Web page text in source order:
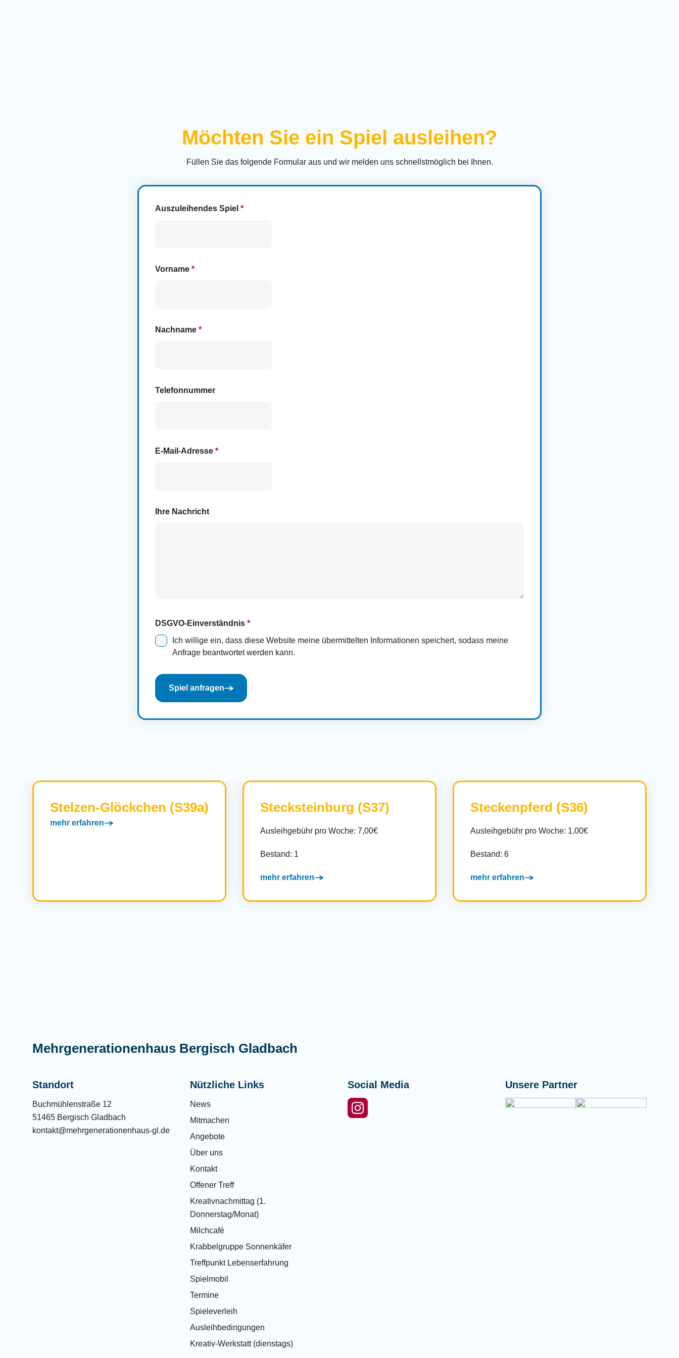
Möchten Sie ein Spiel ausleihen?
Füllen Sie das folgende Formular aus und wir melden uns schnellstmöglich bei Ihnen.
Auszuleihendes Spiel *
Vorname *
Nachname *
Telefonnummer
E-Mail-Adresse *
Ihre Nachricht
DSGVO-Einverständnis *
Ich willige ein, dass diese Website meine übermittelten Informationen speichert, sodass meine
Anfrage beantwortet werden kann.
Spiel anfragen
Stelzen-Glöckchen (S39a)
mehr erfahren
Stecksteinburg (S37)
Ausleihgebühr pro Woche: 7,00€
Bestand: 1
mehr erfahren
Steckenpferd (S36)
Ausleihgebühr pro Woche: 1,00€
Bestand: 6
mehr erfahren
Mehrgenerationenhaus Bergisch Gladbach
Standort
Buchmühlenstraße 12
51465 Bergisch Gladbach
kontakt@mehrgenerationenhaus-gl.de
Nützliche Links
News
Mitmachen
Angebote
Über uns
Kontakt
Offener Treff
Kreativnachmittag (1.
Donnerstag/Monat)
Milchcafé
Krabbelgruppe Sonnenkäfer
Treffpunkt Lebenserfahrung
Spielmobil
Termine
Spieleverleih
Ausleihbedingungen
Kreativ-Werkstatt (dienstags)
Social Media Unsere Partner